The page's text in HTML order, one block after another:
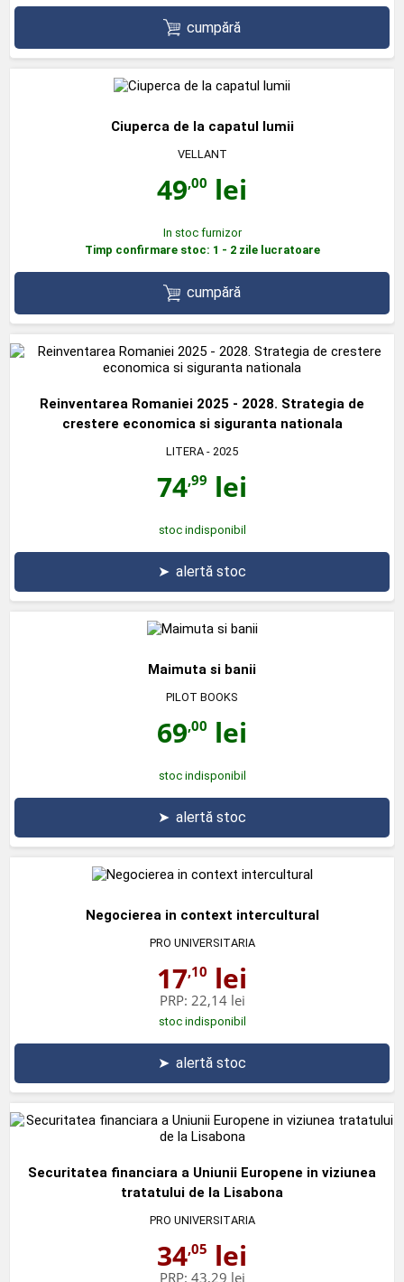
cumpără
Ciuperca de la capatul lumii
VELLANT
49,00 lei
In stoc furnizor
Timp confirmare stoc: 1 - 2 zile lucratoare
cumpără
Reinventarea Romaniei 2025 - 2028. Strategia de
crestere economica si siguranta nationala
LITERA - 2025
74,99 lei
stoc indisponibil
➤ alertă stoc
Maimuta si banii
PILOT BOOKS
69,00 lei
stoc indisponibil
➤ alertă stoc
Negocierea in context intercultural
PRO UNIVERSITARIA
17,10 lei
PRP: 22,14 lei
stoc indisponibil
➤ alertă stoc
Securitatea financiara a Uniunii Europene in viziunea
tratatului de la Lisabona
PRO UNIVERSITARIA
34,05 lei
PRP: 43,29 lei